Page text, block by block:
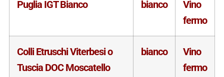
Puglia IGT Bianco bianco
Vino
fermo
Colli Etruschi Viterbesi o
Tuscia DOC Moscatello
bianco
Vino
fermo